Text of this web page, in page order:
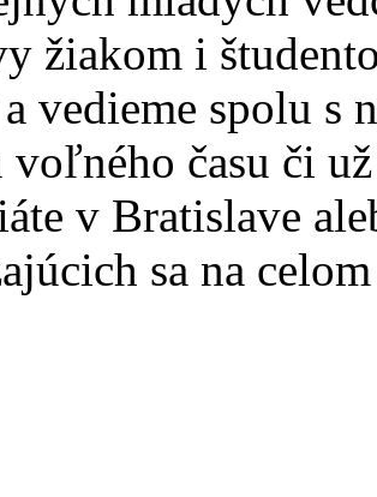
žiakom i
vedieme spolu s
voľného času či
v Bratislave
sa na